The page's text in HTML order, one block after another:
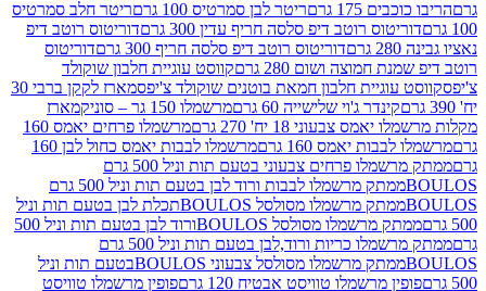
175 גרם
ריטר לבן סמרטיס 100 גרם
ריטר חלב סמרטיס
רוטב דיפ סלסה חריף עדין 300 גרם
דוריטוס רוטב דיפ
דוריטוס רוטב דיפ סלסה חריף 300 גרם
דוריטוס
חמוצה ושום 280 גרם
קווסט עוגיית חלבון שוקולד
עוגיית חלבון חמאת בוטנים שוקולד צ'יפס
מארז לקקן ברבי 30
קינדר ג'וי שלישייה 60 גרם
מרשמלו 150 גר – סוניק
מארז
צבעוני 18 יח' 270 גרם
מרשמלו פרחים יאמס 160
יאמס 160 גרם
מרשמלו לבבות יאמס כחול לבן 160
ממתק מרשמלו פרחים צבעוני בטעם תות וניל 500 גרם
ממתק מרשמלו לבבות ורוד לבן בטעם תות וניל 500 גרם
ממתק מרשמלו מסולסל BOULOSתכלת לבן בטעם תות וניל
ממתק מרשמלו מסולסל BOULOSורוד לבן בטעם תות וניל 500
ממתק מרשמלו כריות ורוד,לבן בטעם תות וניל 500 גרם
ממתק מרשמלו מסולסל צבעוני BOULOSבטעם תות וניל
מרשמלו טוויסט אבטיח 120 גרם
פופין מרשמלו טוויסט